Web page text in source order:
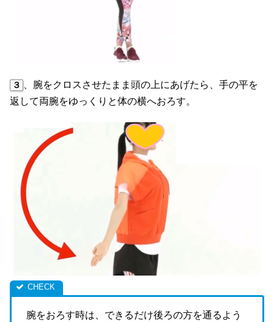
３ 、腕をクロスさせたまま頭の上にあげたら、手の平を
返して両腕をゆっくりと体の横へおろす。
腕をおろす時は、できるだけ後ろの方を通るよう